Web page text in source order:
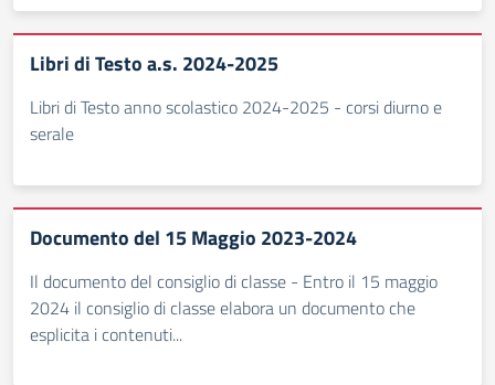
Libri di Testo a.s. 2024-2025
Libri di Testo anno scolastico 2024-2025 - corsi diurno e
serale
Documento del 15 Maggio 2023-2024
Il documento del consiglio di classe - Entro il 15 maggio
2024 il consiglio di classe elabora un documento che
esplicita i contenuti...